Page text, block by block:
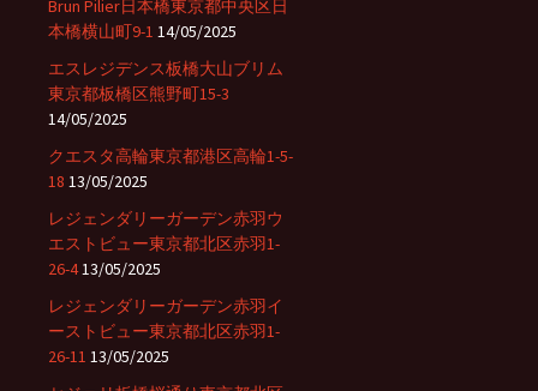
Brun Pilier日本橋東京都中央区日
本橋横山町9-1 14/05/2025
エスレジデンス板橋大山ブリム
東京都板橋区熊野町15-3
14/05/2025
クエスタ高輪東京都港区高輪1-5-
18 13/05/2025
レジェンダリーガーデン赤羽ウ
エストビュー東京都北区赤羽1-
26-413/05/2025
レジェンダリーガーデン赤羽イ
ーストビュー東京都北区赤羽1-
26-11 13/05/2025